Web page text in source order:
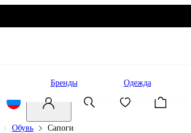
Бренды Одежда
Обувь Сапоги